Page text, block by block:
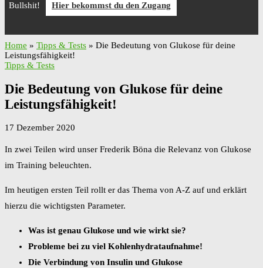
Bullshit! Hier bekommst du den Zugang
Home » Tipps & Tests » Die Bedeutung von Glukose für deine
Leistungsfähigkeit!
Tipps & Tests
Die Bedeutung von Glukose für deine
Leistungsfähigkeit!
17 Dezember 2020
In zwei Teilen wird unser Frederik Böna die Relevanz von Glukose
im Training beleuchten.
Im heutigen ersten Teil rollt er das Thema von A-Z auf und erklärt
hierzu die wichtigsten Parameter.
Was ist genau Glukose und wie wirkt sie?
Probleme bei zu viel Kohlenhydrataufnahme!
Die Verbindung von Insulin und Glukose